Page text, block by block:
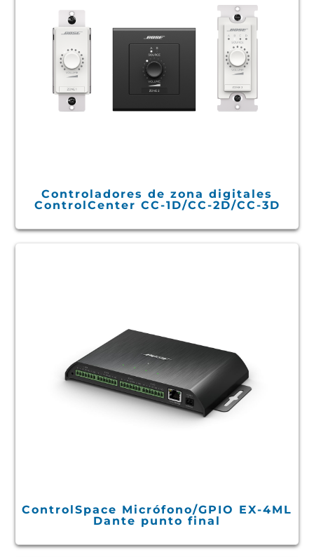
Controladores de zona digitales
ControlCenter CC-1D/CC-2D/CC-3D
ControlSpace Micrófono/GPIO EX-4ML
Dante punto final